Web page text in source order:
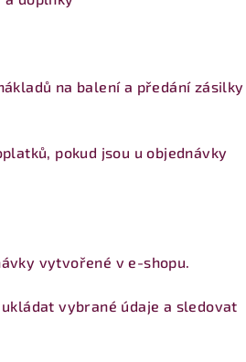
na balení a předání zásilky
pokud jsou u objednávky
vytvořené v e-shopu.
vybrané údaje a sledovat